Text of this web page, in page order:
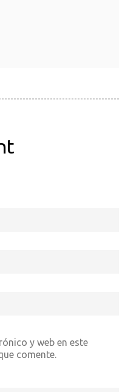
y web en este
comente.